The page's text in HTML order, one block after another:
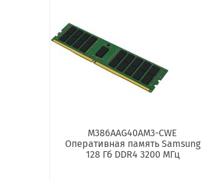
M386AAG40AM3-CWE
Оперативная память Samsung
128 Гб DDR4 3200 МГц